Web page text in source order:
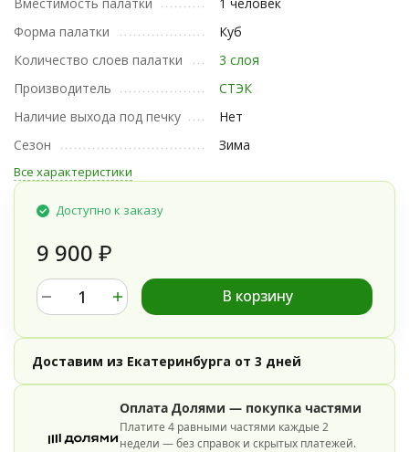
Форма палатки
Куб
Количество слоев палатки
3 слоя
Производитель
СТЭК
Наличие выхода под печку
Нет
Сезон
Зима
Все характеристики
Доступно к заказу
9 900 ₽
В корзину
Доставим из Екатеринбурга от 3 дней
Оплата Долями — покупка частями
Платите 4 равными частями каждые 2
недели — без справок и скрытых платежей.